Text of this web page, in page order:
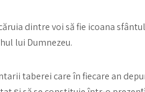
dintre voi să fie icoana
lui Dumnezeu.
taberei care în fiecare an